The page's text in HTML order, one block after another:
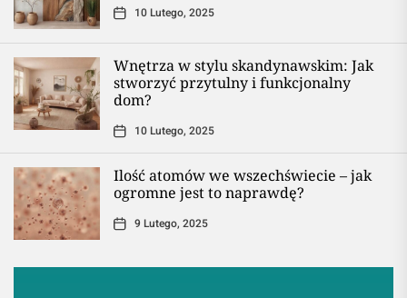
10 Lutego, 2025
Wnętrza w stylu skandynawskim: Jak
stworzyć przytulny i funkcjonalny
dom?
10 Lutego, 2025
Ilość atomów we wszechświecie – jak
ogromne jest to naprawdę?
9 Lutego, 2025